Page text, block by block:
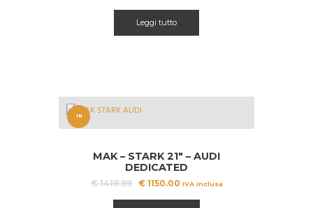
Leggi tutto
IN
MAK – STARK 21″ – AUDI
DEDICATED
€1419.99
Il
€1150.00IlIVA inclusa